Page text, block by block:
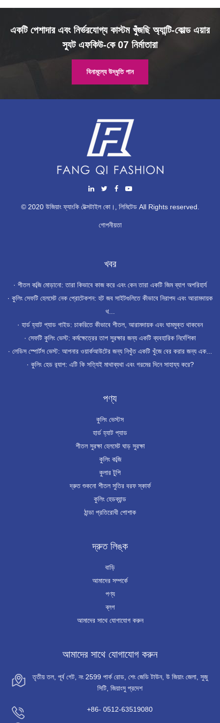
একটি পেশাদার এবং নির্ভরযোগ্য কাস্টম খুঁজছি অ্যান্টি-কোল্ড এয়ার
স্যুট এফকিউ-কে 07 নির্মাতারা
বিনামূল্যে উদ্ধৃতি পান
© 2020 উজিয়াং ফ্যাংকি টেক্সটাইল কো।, লিমিটেড All Rights reserved.
গোপনীয়তা
খবর
· শীতল কব্জি মোড়ানো: তারা কিভাবে কাজ করে এবং কেন তারা একটি জিম ব্যাগ অপরিহার্য
· কুলিং সেফটি হেলমেট নেক প্রোটেকশন: হট জব সাইটগুলিতে কীভাবে নিরাপদ এবং আরামদায়ক
থ...
· হার্ড হ্যাট প্যাড গাইড: চাকরিতে কীভাবে শীতল, আরামদায়ক এবং ঘামমুক্ত থাকবেন
· সেফটি কুলিং ভেস্ট: কর্মক্ষেত্রের তাপ সুরক্ষার জন্য একটি ব্যবহারিক নির্দেশিকা
· লেডিস স্পোর্টস ভেস্ট: আপনার ওয়ার্কআউটের জন্য নিখুঁত একটি খুঁজে বের করার জন্য এক...
· কুলিং হেড র‍্যাপ: এটি কি সত্যিই মাথাব্যথা এবং গরমের দিনে সাহায্য করে?
পণ্য
কুলিং ভেস্টস
হার্ড হ্যাট প্যাড
শীতল সুরক্ষা হেলমেট ঘাড় সুরক্ষা
কুলিং কব্জি
কুলার টুপি
দ্রুত শুকনো শীতল সুতির বরফ স্কার্ফ
কুলিং হেডব্যান্ড
ঠান্ডা প্রতিরোধী পোশাক
দ্রুত লিঙ্ক
বাড়ি
আমাদের সম্পর্কে
পণ্য
ব্লগ
আমাদের সাথে যোগাযোগ করুন
আমাদের সাথে যোগাযোগ করুন
তৃতীয় তল, পূর্ব গেট, নং 2599 পার্ক রোড, শেং জেডি টাউন, উ জিয়াং জেলা, সুজু
সিটি, জিয়াংসু প্রদেশ
+86- 0512-63519080